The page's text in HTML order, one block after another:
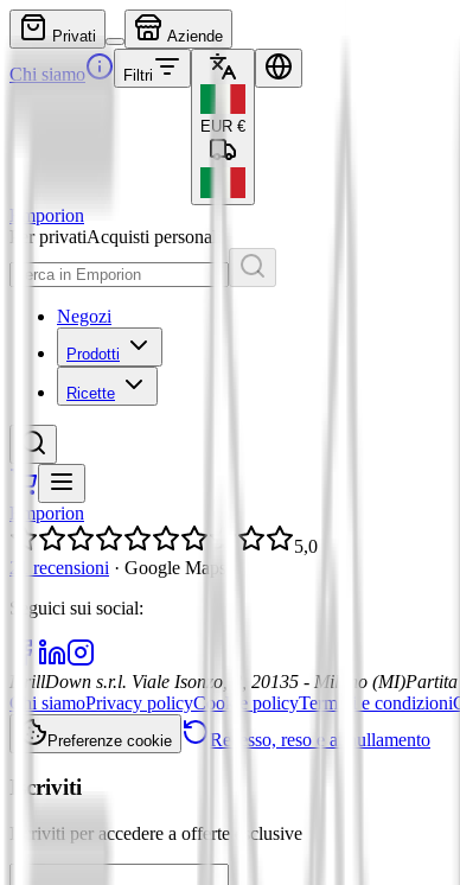
Privati Aziende
Chi siamo Filtri
EUR €
Emporion
Per privatiAcquisti personali
Negozi
Prodotti
Ricette
Emporion
5,0
21 recensioni · Google Maps
Seguici sui social:
DrillDown s.r.l. Viale Isonzo, 8, 20135 - Milano (MI)
Chi siamoPrivacy policyCookie policyTermini e condizioni
Preferenze cookie Recesso, reso e annullamento
Iscriviti
Iscriviti per accedere a offerte esclusive